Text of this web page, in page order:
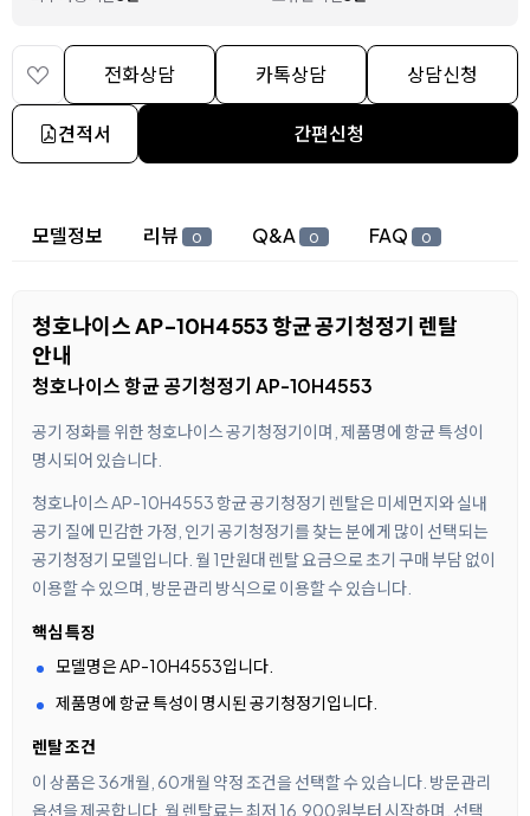
전화상담 카톡상담 상담신청
견적서 간편신청
상세 정보
모델정보 리뷰 0 Q&A 0 FAQ 0
청호나이스 AP-10H4553 항균 공기청정기 렌탈
안내
청호나이스 항균 공기청정기 AP-10H4553
공기 정화를 위한 청호나이스 공기청정기이며, 제품명에 항균 특성이
명시되어 있습니다.
청호나이스 AP-10H4553 항균 공기청정기 렌탈은 미세먼지와 실내
공기 질에 민감한 가정, 인기 공기청정기를 찾는 분에게 많이 선택되는
공기청정기 모델입니다. 월 1만원대 렌탈 요금으로 초기 구매 부담 없이
이용할 수 있으며, 방문관리 방식으로 이용할 수 있습니다.
핵심 특징
모델명은 AP-10H4553입니다.
제품명에 항균 특성이 명시된 공기청정기입니다.
렌탈 조건
이 상품은 36개월, 60개월 약정 조건을 선택할 수 있습니다. 방문관리
옵션을 제공합니다. 월 렌탈료는 최저 16,900원부터 시작하며, 선택